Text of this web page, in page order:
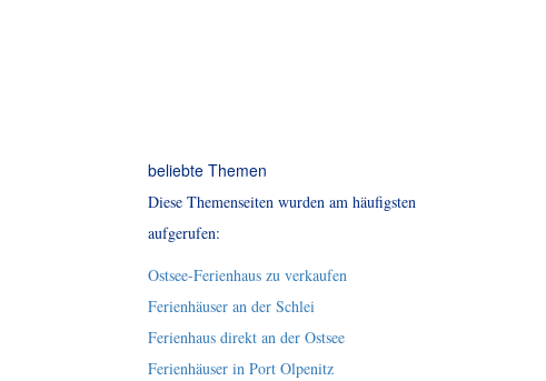
beliebte Themen
Diese Themenseiten wurden am häufigsten
aufgerufen:
Ostsee-Ferienhaus zu verkaufen
Ferienhäuser an der Schlei
Ferienhaus direkt an der Ostsee
Ferienhäuser in Port Olpenitz